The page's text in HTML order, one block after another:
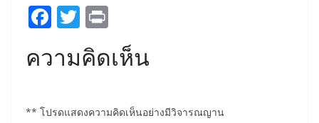
F
c
b
T
w
itt
in
t
ความคิดเห็น
** โปรดแสดงความคิดเห็นอย่างมีวิจารณญาน